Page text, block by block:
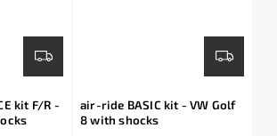
kit F/R -
shocks
air-ride BASIC kit - VW Golf
8 with shocks